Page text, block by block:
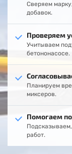
Сверяем
добавок.
Проверяем
Учитываем
бетононасосе.
Планируем
миксеров.
Помогаем
работ.